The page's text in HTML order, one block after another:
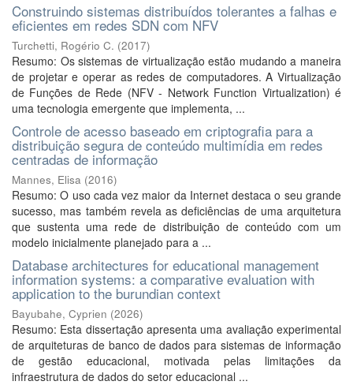
Construindo sistemas distribuídos tolerantes a falhas e
eficientes em redes SDN com NFV
Turchetti, Rogério C. (2017)
Resumo: Os sistemas de virtualização estão mudando a maneira
de projetar e operar as redes de computadores. A Virtualização
de Funções de Rede (NFV - Network Function Virtualization) é
uma tecnologia emergente que implementa, ...
Controle de acesso baseado em criptografia para a
distribuição segura de conteúdo multimídia em redes
centradas de informação
Mannes, Elisa (2016)
Resumo: O uso cada vez maior da Internet destaca o seu grande
sucesso, mas também revela as deficiências de uma arquitetura
que sustenta uma rede de distribuição de conteúdo com um
modelo inicialmente planejado para a ...
Database architectures for educational management
information systems: a comparative evaluation with
application to the burundian context
Bayubahe, Cyprien (2026)
Resumo: Esta dissertação apresenta uma avaliação experimental
de arquiteturas de banco de dados para sistemas de informação
de gestão educacional, motivada pelas limitações da
infraestrutura de dados do setor educacional ...